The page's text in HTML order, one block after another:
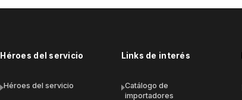
Héroes del servicio
Héroes del servicio
Links de interés
Catálogo de
importadores